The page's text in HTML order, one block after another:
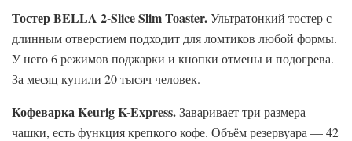
Тостер BELLA 2-Slice Slim Toaster.Ультратонкий тостер с
длинным отверстием подходит для ломтиков любой формы.
У него 6 режимов поджарки и кнопки отмены и подогрева.
За месяц купили 20 тысяч человек.
Кофеварка Keurig K-Express.Заваривает три размера
чашки, есть функция крепкого кофе. Объём резервуара — 42